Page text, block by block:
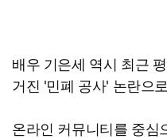
배우 기은세 역시 최근
거진 '민폐 공사' 논란으
온라인 커뮤니티를 중심